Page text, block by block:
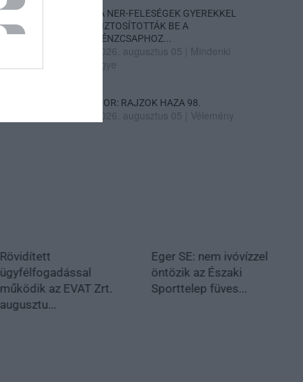
„A NER-FELESÉGEK GYEREKKEL
BIZTOSÍTOTTÁK BE A
PÉNZCSAPHOZ...
2026. augusztus 05
Mindenki
ügye
SIOR: RAJZOK HAZA 98.
2026. augusztus 05 Vélemény
Rövidített
ügyfélfogadással
működik az EVAT Zrt.
augusztu...
Eger SE: nem ivóvízzel
öntözik az Északi
Sporttelep füves...